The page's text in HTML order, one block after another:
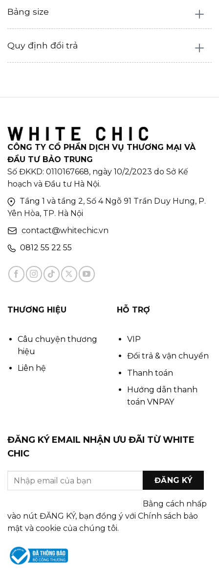
Bảng size
Quy định đổi trả
CÔNG TY CỔ PHẦN DỊCH VỤ THƯƠNG MẠI VÀ
ĐẦU TƯ BẢO TRUNG
Số ĐKKD: 0110167668, ngày 10/2/2023 do Sở Kế
hoạch và Đầu tư Hà Nội.
Tầng 1 và tầng 2, Số 4 Ngõ 91 Trần Duy Hưng, P.
Yên Hòa, TP. Hà Nội
contact@whitechic.vn
0812 55 22 55
THƯƠNG HIỆU
Câu chuyện thương
hiệu
Liên hệ
HỖ TRỢ
VIP
Đổi trả & vận chuyển
Thanh toán
Hướng dẫn thanh
toán VNPAY
ĐĂNG KÝ EMAIL NHẬN ƯU ĐÃI TỪ WHITE
CHIC
Bằng cách nhấp
vào nút ĐĂNG KÝ, bạn đồng ý với Chính sách bảo
mật và cookie của chúng tôi.